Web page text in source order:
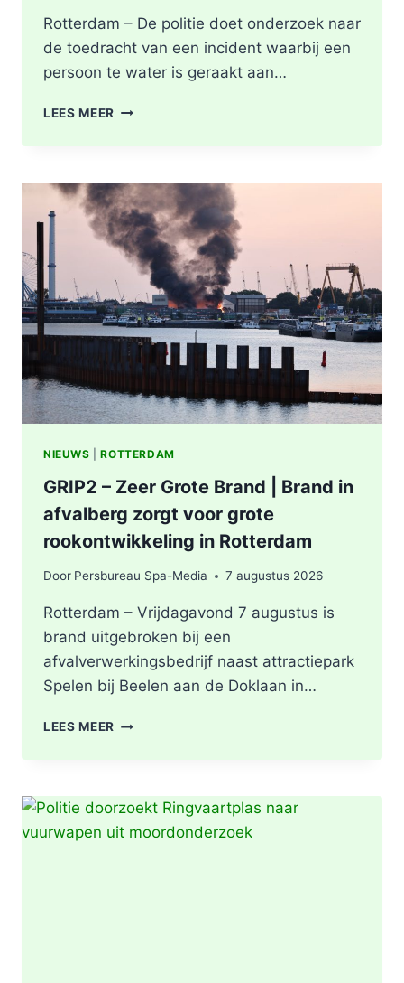
Rotterdam – De politie doet onderzoek naar
de toedracht van een incident waarbij een
persoon te water is geraakt aan…
LEES MEER PERSOON
IN
WATER,
POLITIE
ONDERZOEKT
INCIDENT
AAN
SLACHTHUISKADE
ROTTERDAM
NIEUWS |ROTTERDAM
GRIP2 – Zeer Grote Brand | Brand in
afvalberg zorgt voor grote
rookontwikkeling in Rotterdam
Door Persbureau Spa-Media 7 augustus 2026
Rotterdam – Vrijdagavond 7 augustus is
brand uitgebroken bij een
afvalverwerkingsbedrijf naast attractiepark
Spelen bij Beelen aan de Doklaan in…
LEES MEER GRIP2
BRAND
|
BRAND